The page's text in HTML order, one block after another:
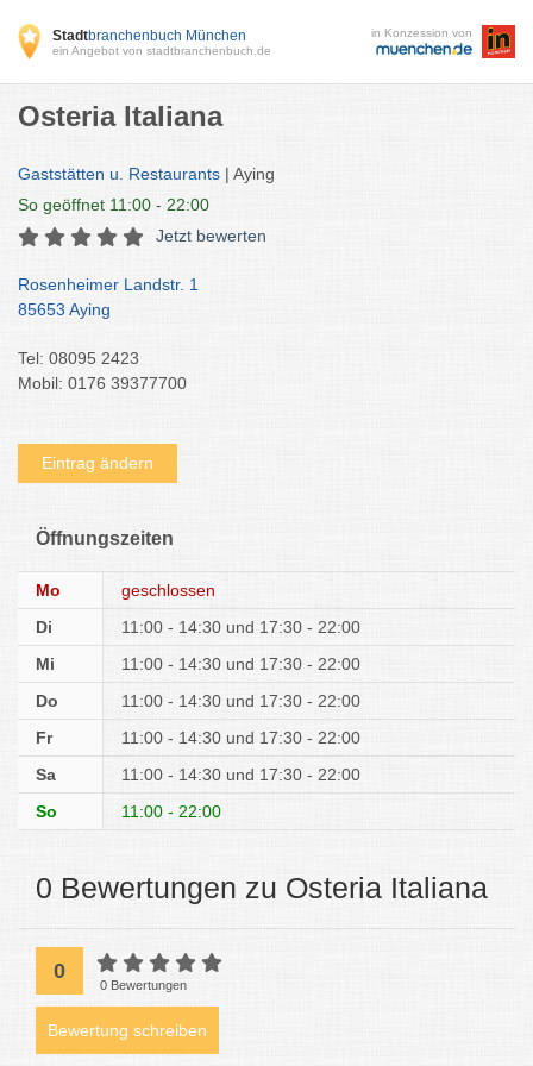
Stadtbranchenbuch München
ein Angebot von stadtbranchenbuch.de
in Konzession von
Osteria Italiana
Gaststätten u. Restaurants | Aying
So geöffnet 11:00 - 22:00
Jetzt bewerten
Rosenheimer Landstr. 1
85653 Aying
Tel: 08095 2423
Mobil: 0176 39377700
Eintrag ändern
Öffnungszeiten
Mo
geschlossen
Di
11:00 - 14:30
17:30 - 22:00
Mi
11:00 - 14:30
17:30 - 22:00
Do
11:00 - 14:30
17:30 - 22:00
Fr
11:00 - 14:30
17:30 - 22:00
Sa
11:00 - 14:30
17:30 - 22:00
So
11:00 - 22:00
0 Bewertungen zu Osteria Italiana
0
0 Bewertungen
Bewertung schreiben